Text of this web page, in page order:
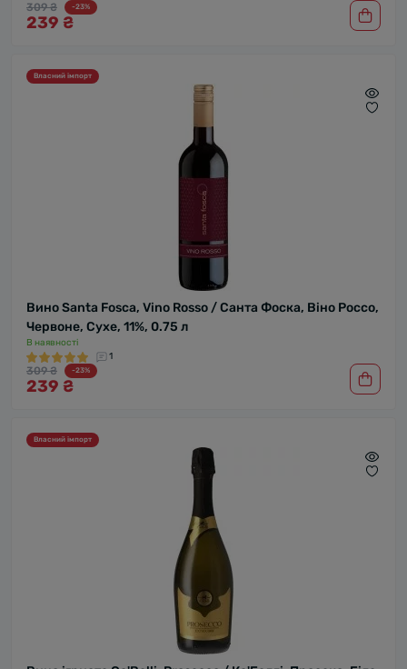
309 ₴ -23%
239 ₴
Власний імпорт
Вино Santa Fosca, Vino Rosso / Санта Фоска, Віно Россо,
Червоне, Сухе, 11%, 0.75 л
В наявності
1
309 ₴ -23%
239 ₴
Власний імпорт